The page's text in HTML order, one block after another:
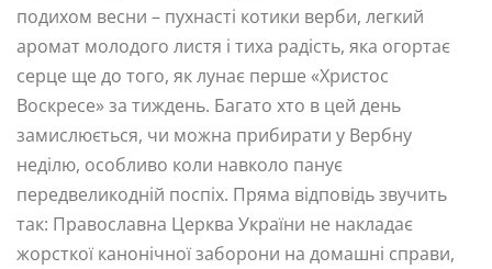
подихом весни – пухнасті котики верби, легкий
аромат молодого листя і тиха радість, яка огортає
серце ще до того, як лунає перше «Христос
Воскресе» за тиждень. Багато хто в цей день
замислюється, чи можна прибирати у Вербну
неділю, особливо коли навколо панує
передвеликодній поспіх. Пряма відповідь звучить
так: Православна Церква України не накладає
жорсткої канонічної заборони на домашні справи,